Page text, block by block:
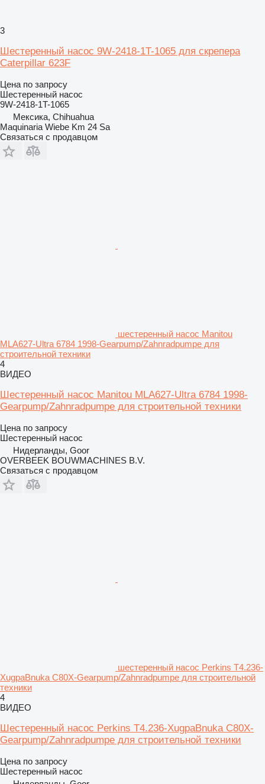
3
Шестеренный насос 9W-2418-1T-1065 для скрепера
Caterpillar 623F
Цена по запросу
Шестеренный насос
9W-2418-1T-1065
Мексика, Chihuahua
Maquinaria Wiebe Km 24 Sa
Связаться с продавцом
шестеренный насос Manitou
MLA627-Ultra 6784 1998-Gearpump/Zahnradpumpe для
строительной техники
4
ВИДЕО
Шестеренный насос Manitou MLA627-Ultra 6784 1998-
Gearpump/Zahnradpumpe для строительной техники
Цена по запросу
Шестеренный насос
Нидерланды, Goor
OVERBEEK BOUWMACHINES B.V.
Связаться с продавцом
шестеренный насос Perkins T4.236-
XugpaBnuka C80X-Gearpump/Zahnradpumpe для строительной
техники
4
ВИДЕО
Шестеренный насос Perkins T4.236-XugpaBnuka C80X-
Gearpump/Zahnradpumpe для строительной техники
Цена по запросу
Шестеренный насос